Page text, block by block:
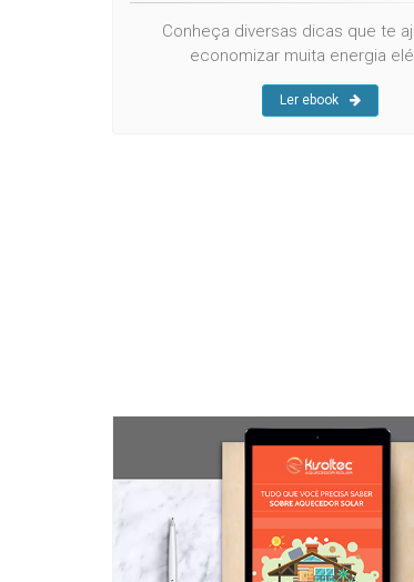
Conheça diversas dicas que te
economizar muita energia
Ler ebook